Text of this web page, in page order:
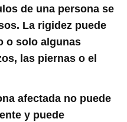
de una persona se
La rigidez puede
o solo algunas
las piernas o el
afectada no puede
y puede